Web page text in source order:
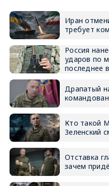
Иран
требует
Россия
ударов по
последнее
Драпатый
Кто такой
Зеленский
Отставка
зачем